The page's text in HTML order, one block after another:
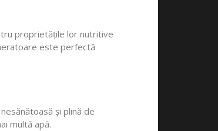
proprietățile lor nutritive
este perfectă
și plină de
multă apă.